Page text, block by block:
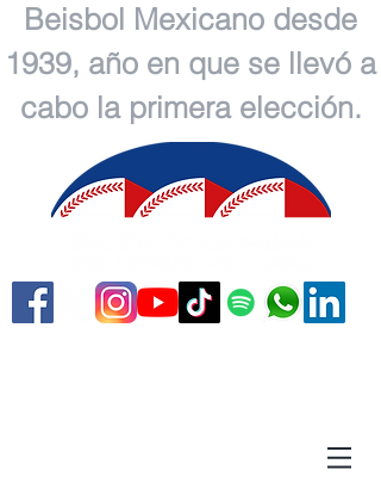
Beisbol Mexicano desde
1939, año en que se llevó a
cabo la primera elección.